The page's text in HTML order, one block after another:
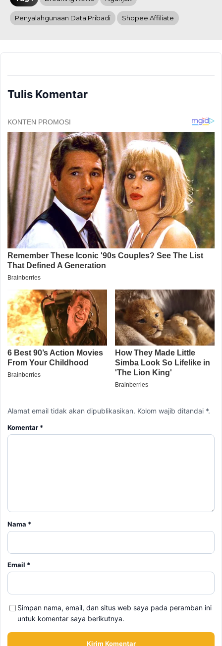
Penyalahgunaan Data Pribadi Shopee Affiliate
Tulis Komentar
Alamat email tidak akan dipublikasikan. Kolom wajib ditandai *.
Komentar *
Nama *
Email *
Simpan nama, email, dan situs web saya pada peramban ini
untuk komentar saya berikutnya.